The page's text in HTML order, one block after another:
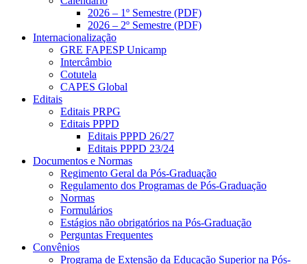
2026 – 1º Semestre (PDF)
2026 – 2º Semestre (PDF)
Internacionalização
GRE FAPESP Unicamp
Intercâmbio
Cotutela
CAPES Global
Editais
Editais PRPG
Editais PPPD
Editais PPPD 26/27
Editais PPPD 23/24
Documentos e Normas
Regimento Geral da Pós-Graduação
Regulamento dos Programas de Pós-Graduação
Normas
Formulários
Estágios não obrigatórios na Pós-Graduação
Perguntas Frequentes
Convênios
Programa de Extensão da Educação Superior na Pós-